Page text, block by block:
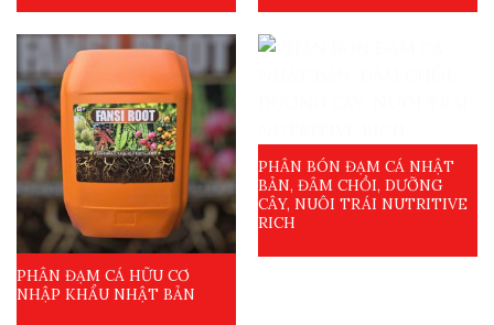
PHÂN ĐẠM CÁ HỮU CƠ
NHẬP KHẨU NHẬT BẢN
PHÂN BÓN ĐẠM CÁ NHẬT
BẢN, ĐÂM CHỒI, DƯỠNG
CÂY, NUÔI TRÁI NUTRITIVE
RICH